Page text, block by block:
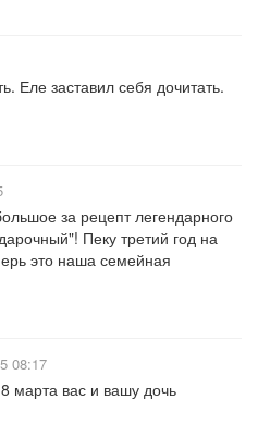
Еле заставил себя дочитать.
за рецепт легендарного
Пеку третий год на
это наша семейная
08:17
марта вас и вашу дочь